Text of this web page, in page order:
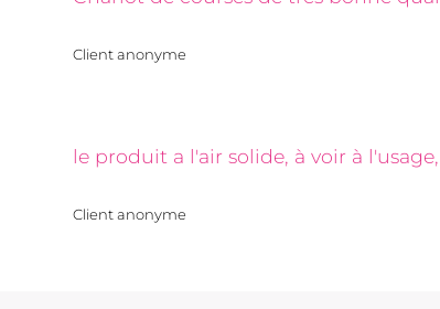
Client anonyme
le produit a l'air solide, à voir à
Client anonyme